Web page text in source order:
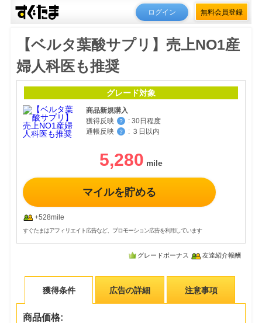
ログイン 無料会員登録
【ベルタ葉酸サプリ】売上NO1産
婦人科医も推奨
グレード対象
商品新規購入
獲得反映
？ : 30日程度
通帳反映
？ : ３日以内
5,280
マイルを貯める
+528mile
すぐたまはアフィリエイト広告など、プロモーション広告を利用しています
グレードボーナス 友達紹介報酬
獲得条件 広告の詳細 注意事項
商品価格: